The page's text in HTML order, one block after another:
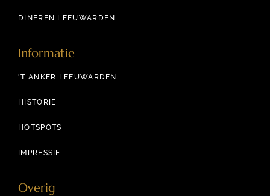
DINEREN LEEUWARDEN
Informatie
'T ANKER LEEUWARDEN
HISTORIE
HOTSPOTS
IMPRESSIE
Overig